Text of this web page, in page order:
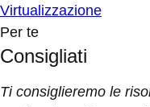
Virtualizzazione
Per te
Consigliati
Ti consiglieremo le